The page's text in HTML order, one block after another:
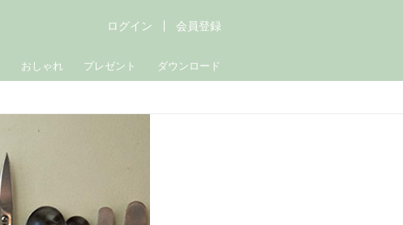
おしゃれ プレゼント ダウンロード
ログイン 会員登録